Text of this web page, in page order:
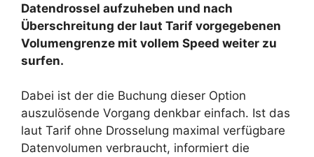
Datendrossel aufzuheben und nach
Überschreitung der laut Tarif vorgegebenen
Volumengrenze mit vollem Speed weiter zu
surfen.
Dabei ist der die Buchung dieser Option
auszulösende Vorgang denkbar einfach. Ist das
laut Tarif ohne Drosselung maximal verfügbare
Datenvolumen verbraucht, informiert die